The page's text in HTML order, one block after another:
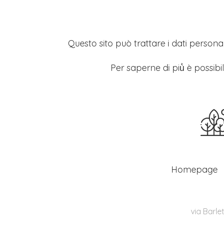
Questo sito può trattare i dati
Per saperne di più̀ è
Homepage
via